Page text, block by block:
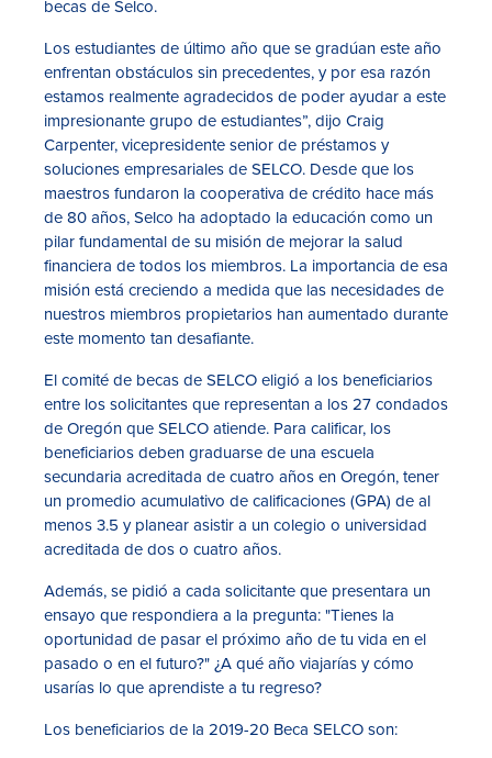
becas de Selco.
Los estudiantes de último año que se gradúan este año
enfrentan obstáculos sin precedentes, y por esa razón
estamos realmente agradecidos de poder ayudar a este
impresionante grupo de estudiantes”, dijo Craig
Carpenter, vicepresidente senior de préstamos y
soluciones empresariales de SELCO. Desde que los
maestros fundaron la cooperativa de crédito hace más
de 80 años, Selco ha adoptado la educación como un
pilar fundamental de su misión de mejorar la salud
financiera de todos los miembros. La importancia de esa
misión está creciendo a medida que las necesidades de
nuestros miembros propietarios han aumentado durante
este momento tan desafiante.
El comité de becas de SELCO eligió a los beneficiarios
entre los solicitantes que representan a los 27 condados
de Oregón que SELCO atiende. Para calificar, los
beneficiarios deben graduarse de una escuela
secundaria acreditada de cuatro años en Oregón, tener
un promedio acumulativo de calificaciones (GPA) de al
menos 3.5 y planear asistir a un colegio o universidad
acreditada de dos o cuatro años.
Además, se pidió a cada solicitante que presentara un
ensayo que respondiera a la pregunta: "Tienes la
oportunidad de pasar el próximo año de tu vida en el
pasado o en el futuro?" ¿A qué año viajarías y cómo
usarías lo que aprendiste a tu regreso?
Los beneficiarios de la 2019-20 Beca SELCO son: